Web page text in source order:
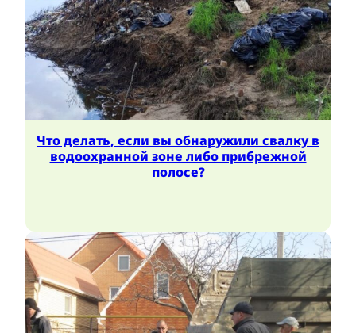
Что делать, если вы обнаружили свалку в
водоохранной зоне либо прибрежной
полосе?